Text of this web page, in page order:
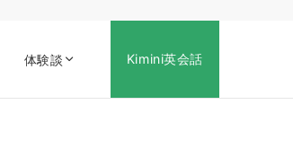
体験談 Kimini英会話